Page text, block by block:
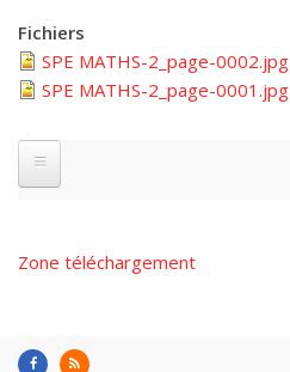
Fichiers
SPE MATHS-2_page-0002.jpg
SPE MATHS-2_page-0001.jpg
Zone téléchargement